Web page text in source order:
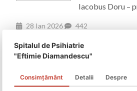
Iacobus Doru –
28 Ian 2026 442
Spitalul de Psihiatrie
"Eftimie Diamandescu"
Consimțământ Detalii Despre